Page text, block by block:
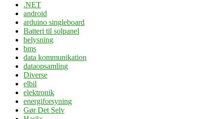
.NET
android
arduino singleboard
Batteri til solpanel
belysning
bms
data kommunikation
dataopsamling
Diverse
elbil
elektronik
energiforsyning
Gør Det Selv